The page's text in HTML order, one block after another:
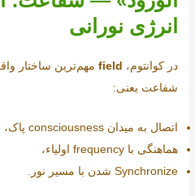
انرژی نورانی
در کوانتوم، field مهم‌ترین ساختار
شفاعت یعنی:
اتصال به میدان consciousness پاک،
هماهنگی با frequency اولیاء،
Synchronize شدن با مسیر نور.